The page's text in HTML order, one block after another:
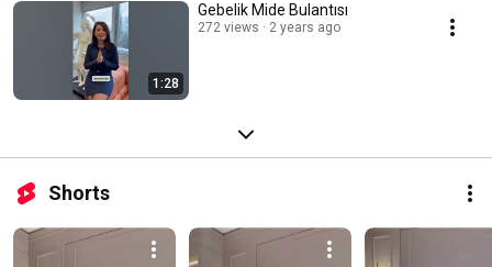
1:28
Gebelik Mide Bulantısı
272 views 2 years ago
Shorts